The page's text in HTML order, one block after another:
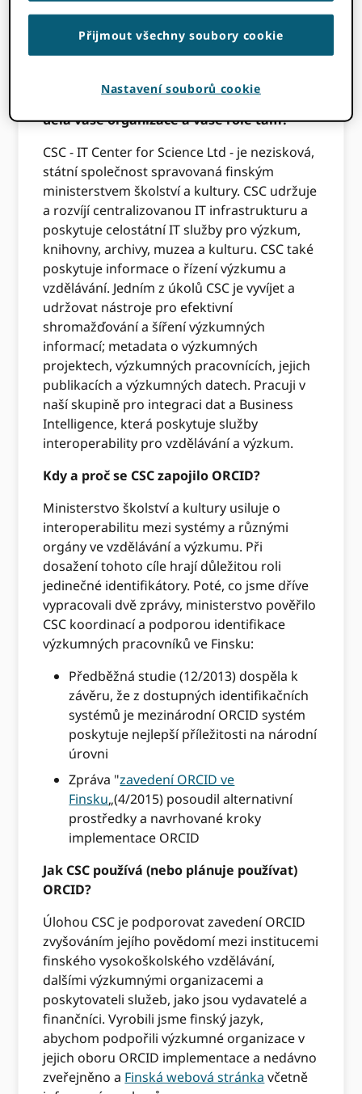
proč a jak CSC a finské konsorcium
spolupracuje ORCID v tomto rozhovoru s
jejich vývojovou manažerkou Hannou-Mari
Můžete nám prosím říci něco o CSC - co
dělá vaše organizace a vaše role tam?
CSC - IT Center for Science Ltd - je nezisková,
státní společnost spravovaná finským
ministerstvem školství a kultury. CSC udržuje
a rozvíjí centralizovanou IT infrastrukturu a
poskytuje celostátní IT služby pro výzkum,
knihovny, archivy, muzea a kulturu. CSC také
poskytuje informace o řízení výzkumu a
vzdělávání. Jedním z úkolů CSC je vyvíjet a
udržovat nástroje pro efektivní
shromažďování a šíření výzkumných
informací; metadata o výzkumných
projektech, výzkumných pracovnících, jejich
publikacích a výzkumných datech. Pracuji v
naší skupině pro integraci dat a Business
Intelligence, která poskytuje služby
interoperability pro vzdělávání a výzkum.
Kdy a proč se CSC zapojilo ORCID?
Ministerstvo školství a kultury usiluje o
interoperabilitu mezi systémy a různými
orgány ve vzdělávání a výzkumu. Při
dosažení tohoto cíle hrají důležitou roli
jedinečné identifikátory. Poté, co jsme dříve
vypracovali dvě zprávy, ministerstvo pověřilo
CSC koordinací a podporou identifikace
výzkumných pracovníků ve Finsku:
Předběžná studie (12/2013) dospěla k
závěru, že z dostupných identifikačních
systémů je mezinárodní ORCID systém
poskytuje nejlepší příležitosti na národní
úrovni
Zpráva "zavedení ORCID ve
Finsku„(4/2015) posoudil alternativní
prostředky a navrhované kroky
implementace ORCID
Jak CSC používá (nebo plánuje používat)
ORCID?
Úlohou CSC je podporovat zavedení ORCID
zvyšováním jejího povědomí mezi institucemi
finského vysokoškolského vzdělávání,
dalšími výzkumnými organizacemi a
poskytovateli služeb, jako jsou vydavatelé a
finančníci. Vyrobili jsme finský jazyk,
abychom podpořili výzkumné organizace v
jejich oboru ORCID implementace a nedávno
zveřejněno a Finská webová stránka včetně
Přijmout všechny soubory cookie
Nastavení souborů cookie